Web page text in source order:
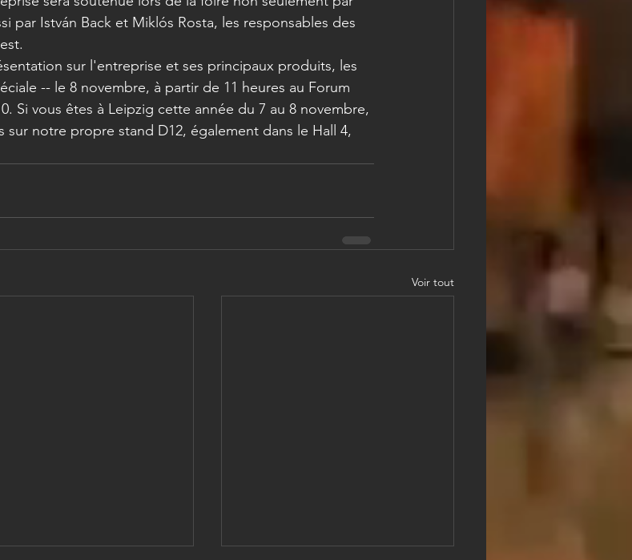
par István Back et Miklós Rosta, les responsables des
sur l'entreprise et ses principaux produits, les
-- le 8 novembre, à partir de 11 heures au Forum
Si vous êtes à Leipzig cette année du 7 au 8 novembre,
sur notre propre stand D12, également dans le Hall 4,
Voir tout